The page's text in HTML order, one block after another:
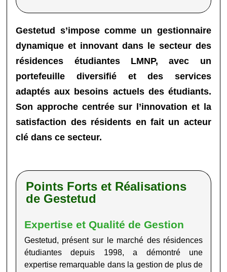
Gestetud s’impose comme un gestionnaire
dynamique et innovant dans le secteur des
résidences étudiantes LMNP, avec un
portefeuille diversifié et des services
adaptés aux besoins actuels des étudiants.
Son approche centrée sur l’innovation et la
satisfaction des résidents en fait un acteur
clé dans ce secteur.
Points Forts et Réalisations
de Gestetud
Expertise et Qualité de Gestion
Gestetud, présent sur le marché des résidences
étudiantes depuis 1998, a démontré une
expertise remarquable dans la gestion de plus de